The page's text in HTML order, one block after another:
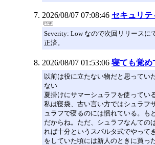
2026/08/07 07:08:46 セキュリテ
Severity: Low なので次回リリースに
正済。
2026/08/07 01:53:06 寝ても覚め
以前は役に立たない物だと思ってい
ない
夏掛けにサマーシュラフを使ってい
私は寝袋、古い言い方ではシュラフ
ュラフで寝るのには慣れている。も
だからね。ただ、シュラフなんての
れば十分というスパルタ式でやって
をしていた頃には新人のときに買っ